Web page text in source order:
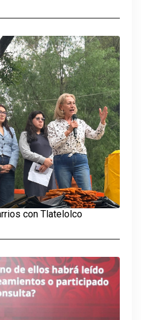
con Tlatelolco